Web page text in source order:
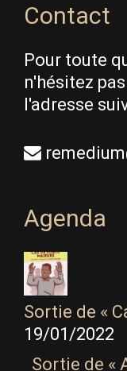
Contact
Pour toute
n'hésitez
l'adresse
Agenda
Sortie de «
19/01/2022
Sortie de «